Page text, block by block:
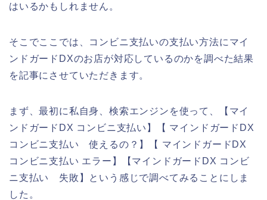
はいるかもしれません。
そこでここでは、コンビニ支払いの支払い方法にマイ
ンドガードDXのお店が対応しているのかを調べた結果
を記事にさせていただきます。
まず、最初に私自身、検索エンジンを使って、【マイ
ンドガードDX コンビニ支払い】【 マインドガードDX
コンビニ支払い 使えるの？】【 マインドガードDX
コンビニ支払い エラー】【マインドガードDX コンビ
ニ支払い 失敗】という感じで調べてみることにしま
した。